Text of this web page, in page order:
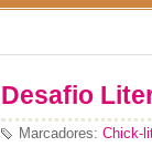
Desafio
Marcadores: Chick-